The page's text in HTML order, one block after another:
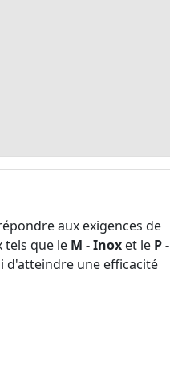
aux exigences de
tels que le M - Inox et le P -
d'atteindre une efficacité